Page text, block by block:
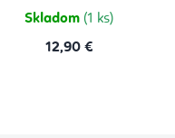
Skladom (1 ks)
12,90 €